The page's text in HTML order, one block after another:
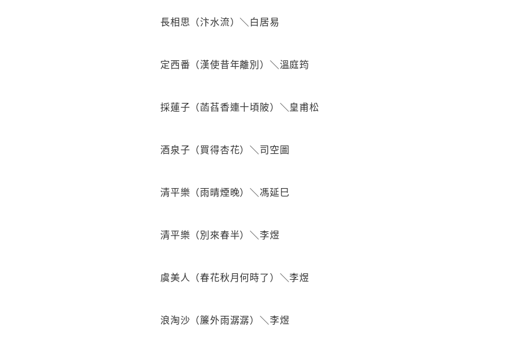
長相思（汴水流）＼白居易
定西番（漢使昔年離別）＼溫庭筠
採蓮子（菡萏香連十頃陂）＼皇甫松
酒泉子（買得杏花）＼司空圖
清平樂（雨晴煙晚）＼馮延巳
清平樂（別來春半）＼李煜
虞美人（春花秋月何時了）＼李煜
浪淘沙（簾外雨潺潺）＼李煜